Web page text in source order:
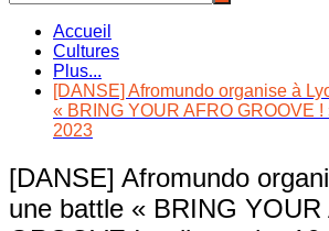
Accueil
Cultures
Plus...
[DANSE] Afromundo organise à
« BRING YOUR AFRO GROOVE !
2023
[DANSE] Afromundo
une battle « BRING YOUR